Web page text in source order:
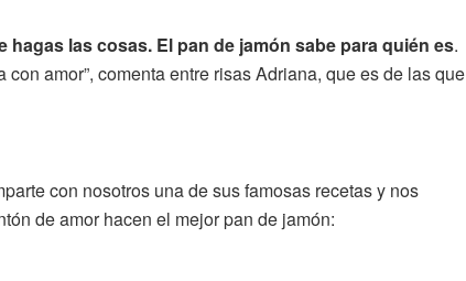
hagas las cosas. El pan de jamón sabe para quién es.
amor”, comenta entre risas Adriana, que es de las que
con nosotros una de sus famosas recetas y nos
de amor hacen el mejor pan de jamón: